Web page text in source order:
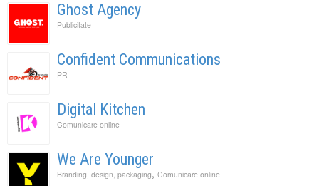
Ghost Agency
Publicitate
Confident Communications
PR
Digital Kitchen
Comunicare online
We Are Younger
Branding, design, packaging, Comunicare online